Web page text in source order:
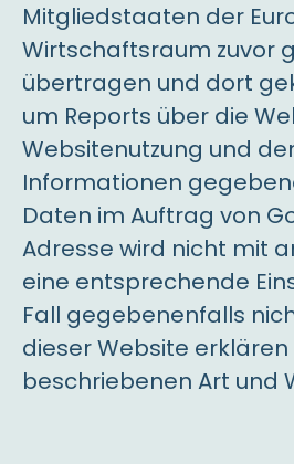
Mitgliedstaaten der
Wirtschaftsraum zuvor
übertragen und dort
um Reports über die
Websitenutzung und
Informationen
Daten im Auftrag von
Adresse wird nicht mit
eine entsprechende
Fall gegebenenfalls
dieser Website
beschriebenen Art und